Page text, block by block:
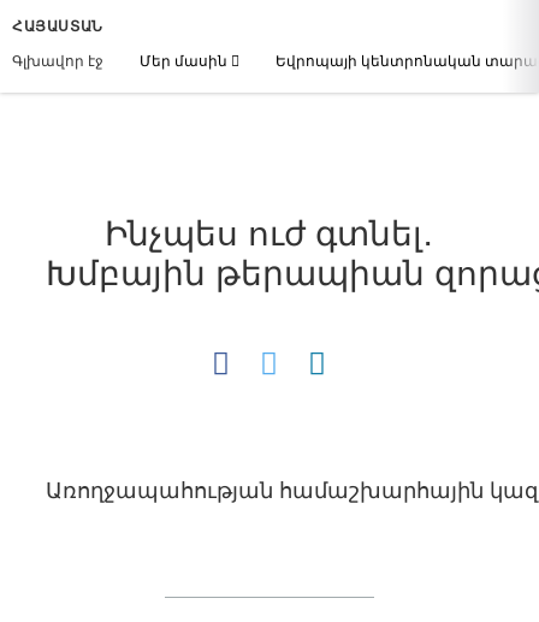
ՀԱՅԱՍՏԱՆ
Գլխավոր էջ
Մեր մասին Եվրոպայի կենտրոնական
Ինչպես ուժ գտնել․
Խմբային թերապիան
Առողջապահության համաշխարհային